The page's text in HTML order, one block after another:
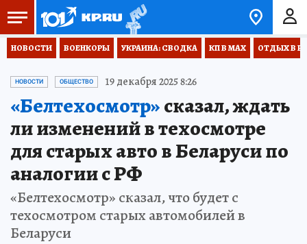
НОВОСТИ ВОЕНКОРЫ УКРАИНА: СВОДКА КП В МАХ ОТДЫХ В
НОВОСТИ ОБЩЕСТВО 19 декабря 2025 8:26
«Белтехосмотр»сказал, ждать
ли изменений в техосмотре
для старых авто в Беларуси по
аналогии с РФ
«Белтехосмотр» сказал, что будет с
техосмотром старых автомобилей в
Беларуси